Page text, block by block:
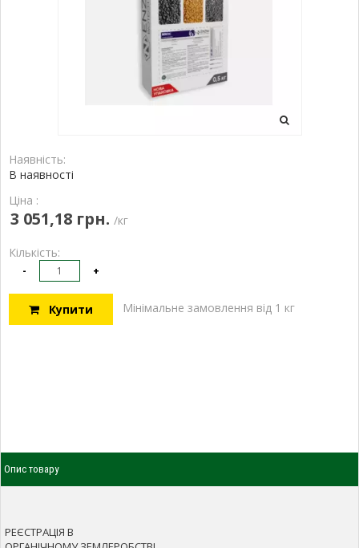
Наявність:
В наявності
Ціна :
3 051,18 грн. /кг
Кількість:
- +
Купити Мінімальне замовлення від 1 кг
Опис товару
РЕЄСТРАЦІЯ В